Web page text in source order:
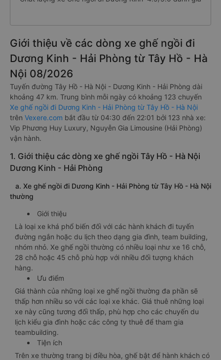
Giới thiệu về các dòng xe ghế ngồi đi
Dương Kinh - Hải Phòng từ Tây Hồ - Hà
Nội 08/2026
Tuyến đường Tây Hồ - Hà Nội - Dương Kinh - Hải Phòng dài
khoảng 47 km. Trung bình mỗi ngày có khoảng 123 chuyến
Xe ghế ngồi đi Dương Kinh - Hải Phòng từ Tây Hồ - Hà Nội
trên Vexere.com bắt đầu từ 04:30 đến 22:01 bởi 123 nhà xe:
Vip Phương Huy Luxury, Nguyễn Gia Limousine (Hải Phòng)
vận hành.
1. Giới thiệu các dòng xe ghế ngồi Tây Hồ - Hà Nội
Dương Kinh - Hải Phòng
a. Xe ghế ngồi đi Dương Kinh - Hải Phòng từ Tây Hồ - Hà Nội
thường
Giới thiệu
Là loại xe khá phổ biến đối với các hành khách đi tuyến
đường ngắn hoặc du lịch theo dạng gia đình, team building,
nhóm nhỏ. Xe ghế ngồi thường có nhiều loại như xe 16 chỗ,
28 chỗ hoặc 45 chỗ phù hợp với nhiều đối tượng khách
hàng.
Ưu điểm
Giá thành của những loại xe ghế ngồi thường đa phần sẽ
thấp hơn nhiều so với các loại xe khác. Giá thuê những loại
xe này cũng tương đối thấp, phù hợp cho các chuyến du
lịch kiểu gia đình hoặc các công ty thuê để tham gia
teambuilding.
Tiện ích
Trên xe thường trang bị điều hòa, ghế bật để hành khách có